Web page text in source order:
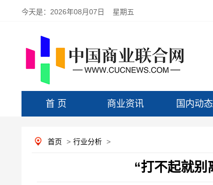
今天是： 2026年08月07日 星期五
首 页 商业资讯 国内动态
首页 > 行业分析 >
“打不起就别